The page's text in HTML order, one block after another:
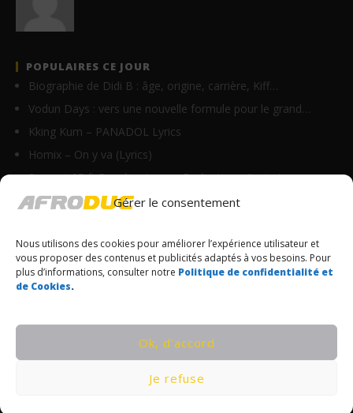
Gérer le consentement
Nous utilisons des cookies pour améliorer l’expérience utilisateur et
vous proposer des contenus et publicités adaptés à vos besoins. Pour
plus d’informations, consulter notre Politique de confidentialité et
de Cookies.
Ok, d’accord
Je refuse
POPULAIRES CE JOUR
Biographie de Didi B : âge, origine, carrière, Kiff…
Vodun Days : vers une nouvelle formule pour le grand…
Kking Kum – PANADOL Lyrics
Homix – On y va (Lyrics)
Suspect 95 ft Roseline Layo – Explications (Lyrics)
Ghix – Axelerine Merryline (Lyrics)
Kerchak – D (Lyrics)
Zeynab ft Miguelito – Lonbo (Lyrics)
Clash entre Tenor et Himra : le Camerounais relance…
© Copyrights Afroduc | Tous droits réservés
POLITIQUE DE CONFIDENTIALITÉ